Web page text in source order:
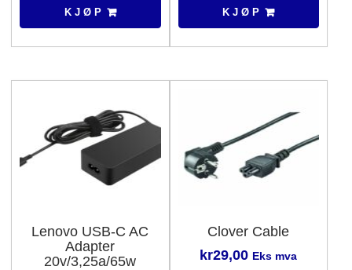
K J Ø P
19,5v/3,34a/65w
antall
K J Ø P
Lenovo USB-C AC
Adapter
20v/3,25a/65w
Clover Cable
kr29,00 Eks mva